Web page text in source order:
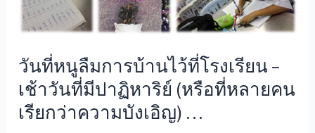
ของ
ลูกชาย
รุ่น
ที่
ไม่
วันที่หนูลืมการบ้านไว้ที่โรงเรียน –
เช้าวันที่มีปาฏิหาริย์ (หรือที่หลายคน
เรียกว่าความบังเอิญ) …